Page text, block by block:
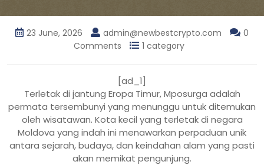
23 June, 2026 admin@newbestcrypto.com
0
Comments
1 category
[ad_1]
Terletak di jantung Eropa Timur, Mposurga adalah
permata tersembunyi yang menunggu untuk ditemukan
oleh wisatawan. Kota kecil yang terletak di negara
Moldova yang indah ini menawarkan perpaduan unik
antara sejarah, budaya, dan keindahan alam yang pasti
akan memikat pengunjung.